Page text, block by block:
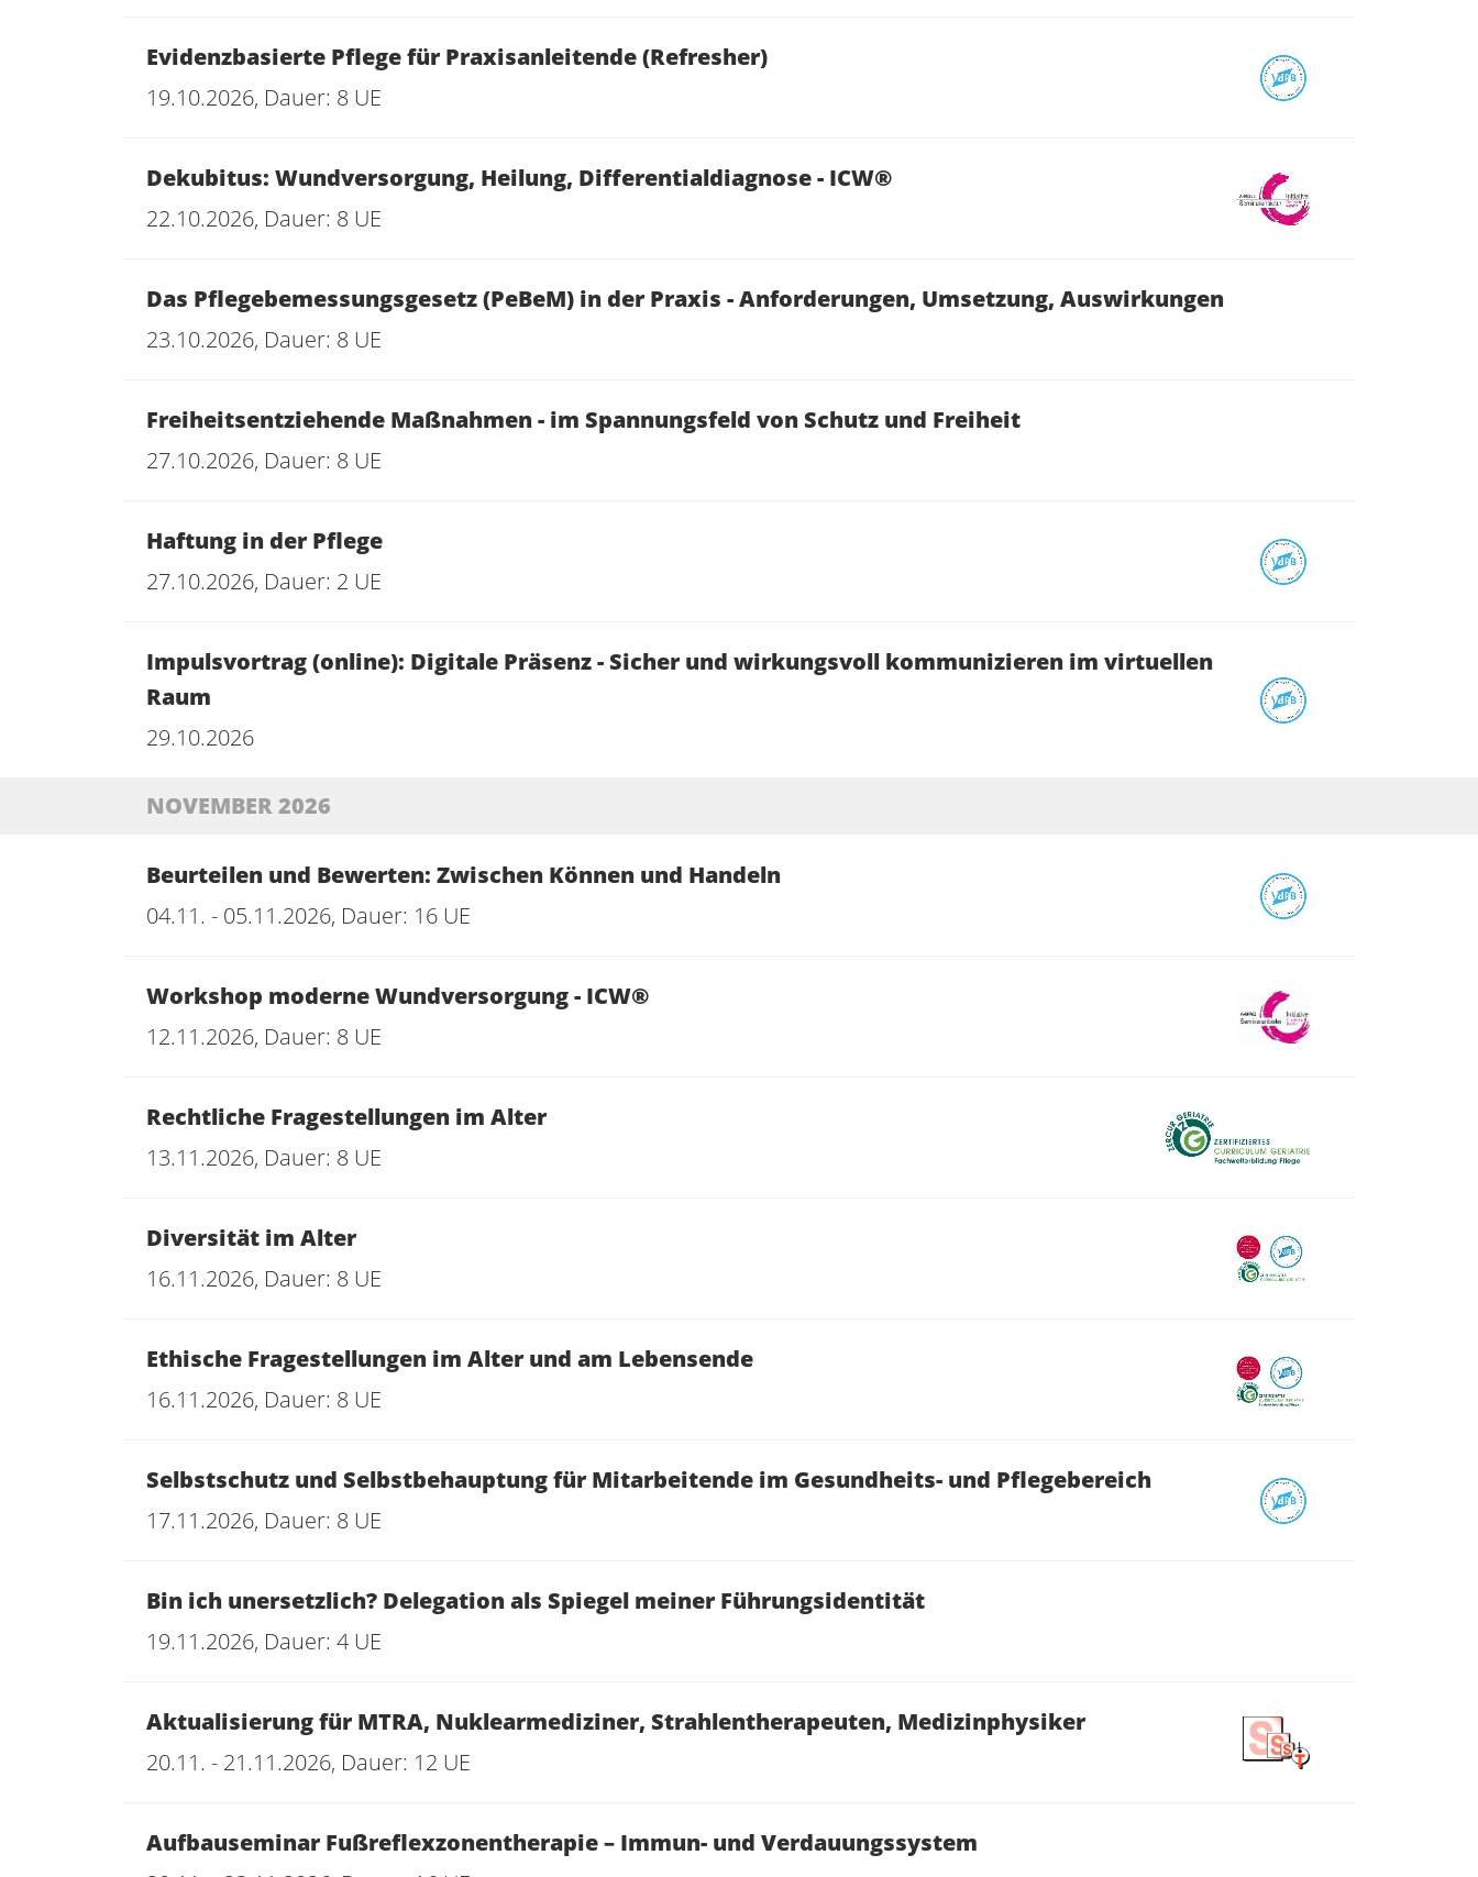
Evidenzbasierte Pflege für Praxisanleitende (Refresher)
19.10.2026, Dauer: 8 UE
Dekubitus: Wundversorgung, Heilung, Differentialdiagnose - ICW®
22.10.2026, Dauer: 8 UE
Das Pflegebemessungsgesetz (PeBeM) in der Praxis - Anforderungen, Umsetzung, Auswirkungen
23.10.2026, Dauer: 8 UE
Freiheitsentziehende Maßnahmen - im Spannungsfeld von Schutz und Freiheit
27.10.2026, Dauer: 8 UE
Haftung in der Pflege
27.10.2026, Dauer: 2 UE
Impulsvortrag (online): Digitale Präsenz - Sicher und wirkungsvoll kommunizieren im virtuellen
Raum
29.10.2026
NOVEMBER 2026
Beurteilen und Bewerten: Zwischen Können und Handeln
04.11. - 05.11.2026, Dauer: 16 UE
Workshop moderne Wundversorgung - ICW®
12.11.2026, Dauer: 8 UE
Rechtliche Fragestellungen im Alter
13.11.2026, Dauer: 8 UE
Diversität im Alter
16.11.2026, Dauer: 8 UE
Ethische Fragestellungen im Alter und am Lebensende
16.11.2026, Dauer: 8 UE
Selbstschutz und Selbstbehauptung für Mitarbeitende im Gesundheits- und Pflegebereich
17.11.2026, Dauer: 8 UE
Bin ich unersetzlich? Delegation als Spiegel meiner Führungsidentität
19.11.2026, Dauer: 4 UE
Aktualisierung für MTRA, Nuklearmediziner, Strahlentherapeuten, Medizinphysiker
20.11. - 21.11.2026, Dauer: 12 UE
Aufbauseminar Fußreflexzonentherapie – Immun- und Verdauungssystem